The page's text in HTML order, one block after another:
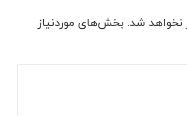
نخواهد شد. بخش‌های موردنیاز